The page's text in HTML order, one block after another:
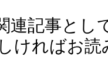
として
ければお読